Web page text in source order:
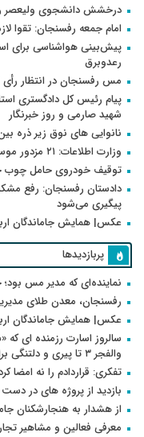
درخشش دانشجوی ولیعصر
امام جمعه رفسنجان: تقوا
پیش‌بینی هواشناسی برای
رعدوبرق
مس رفسنجان در انتظار رأی CAS؛ آغاز تمرینات از هفته آینده
شهید صارمی و روز خبرنگار
نانوایی های نوق زیر ذره
وزارت اطلاعات: ۲۱ مزدور موساد و ۴ شرور مسلح در کرمان بازداشت شدند
توقیف خودروی حامل چوب
دادستان رفسنجان: رفع
پیگیری می‌شود
عکس| همایش جاماندگان
پربازدیدها
نماینده‌ای که مدیر مس
رفسنجان، معدن طلای
عکس| همایش جاماندگان
سالروز اسارت رزمنده ای
والفجر ۳ تا پیری و دلتنگی برای رفقای شهید
تفکری: قراردادم را نه امضا
بازدید از پروژه های در
از هشدار به هنجارشکنان
معرفی فعالین و مشاهیر